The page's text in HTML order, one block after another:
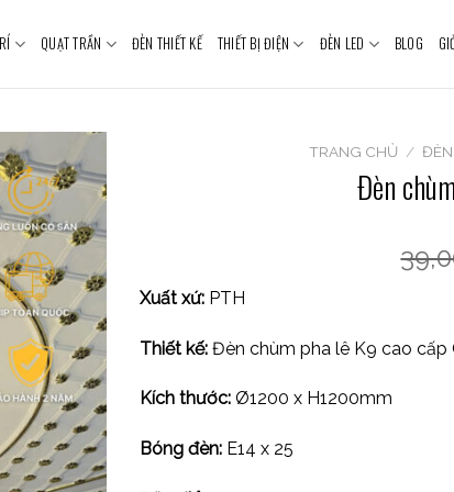
QUẠT TRẦN ĐÈN THIẾT KẾ THIẾT BỊ ĐIỆN ĐÈN LED BLOG
TRANG CHỦ /
Đèn
Xuất xứ: PTH
Thiết kế: Đèn chùm pha lê K9 cao cấp
Kích thước: Ø1200 x H1200mm
Bóng đèn: E14 x 25